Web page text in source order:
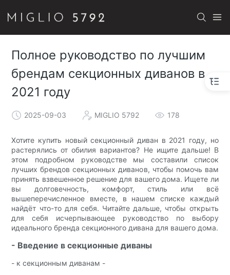
Полное руководство по лучшим
брендам секционных диванов в
2021 году
2025-09-03 MIGLIO 5792 178
Хотите купить новый секционный диван в 2021 году, но
растерялись от обилия вариантов? Не ищите дальше! В
этом подробном руководстве мы составили список
лучших брендов секционных диванов, чтобы помочь вам
принять взвешенное решение для вашего дома. Ищете ли
вы долговечность, комфорт, стиль или всё
вышеперечисленное вместе, в нашем списке каждый
найдёт что-то для себя. Читайте дальше, чтобы открыть
для себя исчерпывающее руководство по выбору
идеального бренда секционного дивана для вашего дома.
- Введение в секционные диваны
- к секционным диванам -